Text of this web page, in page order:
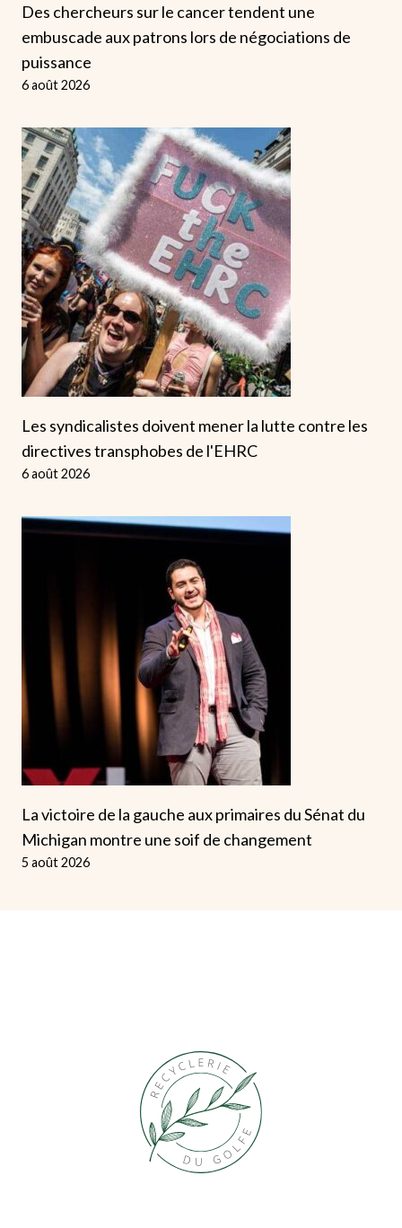
Des chercheurs sur le cancer tendent une
embuscade aux patrons lors de négociations de
puissance
6 août 2026
Les syndicalistes doivent mener la lutte contre les
directives transphobes de l'EHRC
6 août 2026
La victoire de la gauche aux primaires du Sénat du
Michigan montre une soif de changement
5 août 2026